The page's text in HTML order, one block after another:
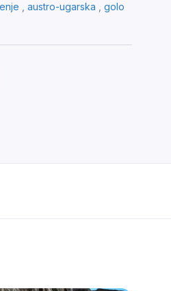
, austro-ugarska , golo